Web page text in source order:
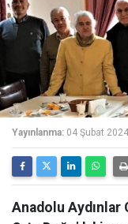
Yayınlanma: 04 Şubat
Anadolu Aydınlar